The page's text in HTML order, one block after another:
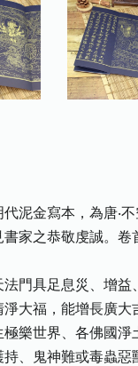
泥金寫本，為唐‧
書家之恭敬虔誠。
法門具足息災、增
淨大福，能增長廣
極樂世界、各佛國
持、鬼神難或毒蟲